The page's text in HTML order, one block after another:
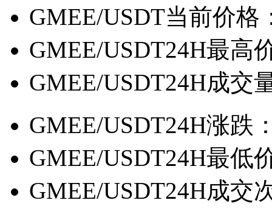
GMEE/USDT当前价格
GMEE/USDT24H最高
GMEE/USDT24H成交
GMEE/USDT24H涨跌
GMEE/USDT24H最低
GMEE/USDT24H成交